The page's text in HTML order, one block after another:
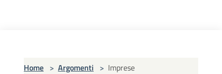
Home > Argomenti > Imprese